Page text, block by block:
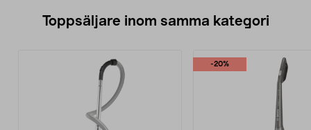
Toppsäljare inom samma kategori
-20%